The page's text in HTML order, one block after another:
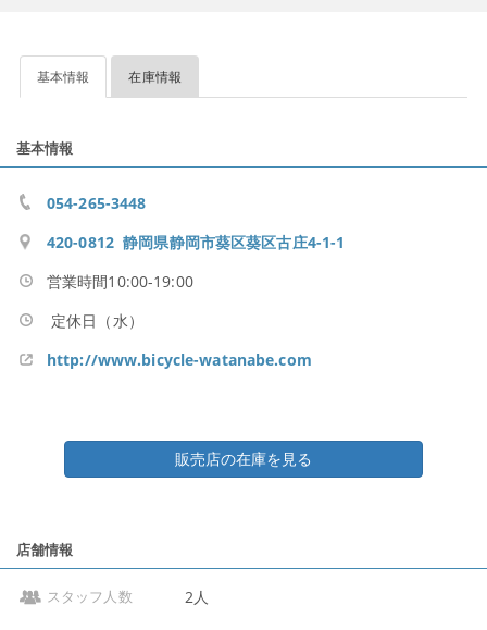
基本情報 在庫情報
基本情報
054-265-3448
420-0812 静岡県静岡市葵区葵区古庄4-1-1
営業時間10:00-19:00
定休日（水）
http://www.bicycle-watanabe.com
販売店の在庫を見る
店舗情報
スタッフ人数 2人